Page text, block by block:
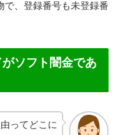
で、登録番号も未登録番
ソフト闇金であ
ってどこに